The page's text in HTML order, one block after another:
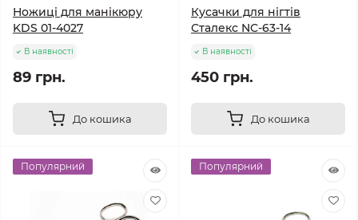
Ножиці для манікюру
KDS 01-4027
В наявності
89 грн.
До кошика
Кусачки для нігтів
Сталекс NC-63-14
В наявності
450 грн.
До кошика
Популярний Популярний